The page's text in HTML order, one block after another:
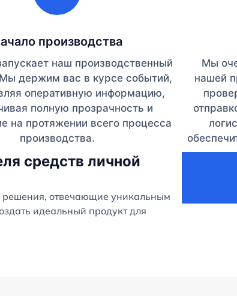
производства
наш производственный
держим вас в курсе событий,
оперативную информацию,
полную прозрачность и
на протяжении всего процесса
производства.
Мы
нашей
средств личной
решения, отвечающие уникальным
идеальный продукт для